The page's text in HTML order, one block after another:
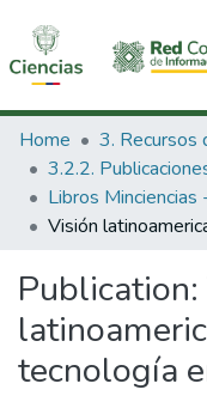
Communities &
All of DSpace
Statistics
Home
Publication:
tecnología